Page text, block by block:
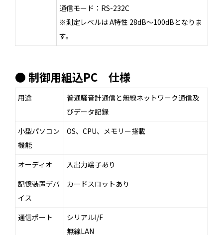
通信モード：RS-232C
※測定レベルは A特性 28dB～100dBとなりま
す。
● 制御用組込PC 仕様
用途
普通騒音計通信と無線ネットワーク通信及
びデータ記録
小型パソコン
機能
OS、CPU、メモリー搭載
オーディオ
入出力端子あり
記憶装置デバ
イス
カードスロットあり
通信ポート
シリアルI/F
無線LAN